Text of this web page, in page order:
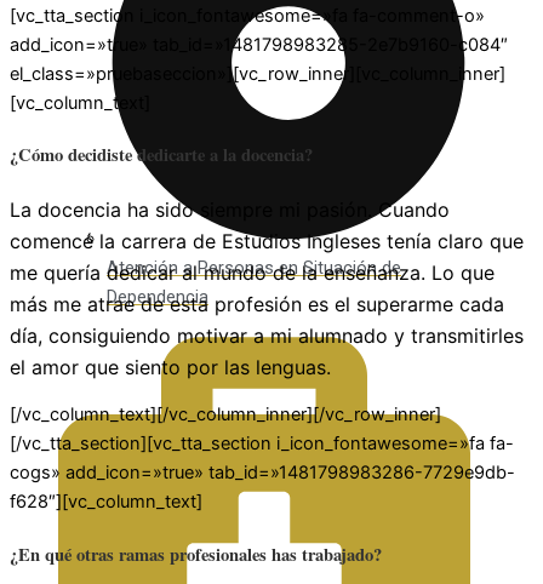
Atención a Personas en Situación de
Dependencia
[vc_tta_section i_icon_fontawesome=»fa fa-comment-o»
add_icon=»true» tab_id=»1481798983285-2e7b9160-c084″
el_class=»pruebaseccion»][vc_row_inner][vc_column_inner]
[vc_column_text]
¿Cómo decidiste dedicarte a la docencia?
La docencia ha sido siempre mi pasión. Cuando
comencé la carrera de Estudios Ingleses tenía claro que
me quería dedicar al mundo de la enseñanza. Lo que
más me atrae de esta profesión es el superarme cada
día, consiguiendo motivar a mi alumnado y transmitirles
el amor que siento por las lenguas.
[/vc_column_text][/vc_column_inner][/vc_row_inner]
[/vc_tta_section][vc_tta_section i_icon_fontawesome=»fa fa-
cogs» add_icon=»true» tab_id=»1481798983286-7729e9db-
f628″][vc_column_text]
¿En qué otras ramas profesionales has trabajado?